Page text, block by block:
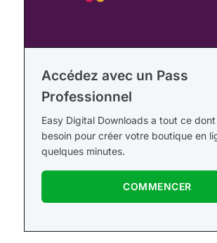
Accédez avec un Pass
Professionnel
Easy Digital Downloads a tout ce
besoin pour créer votre boutique en
quelques minutes.
COMMENCER